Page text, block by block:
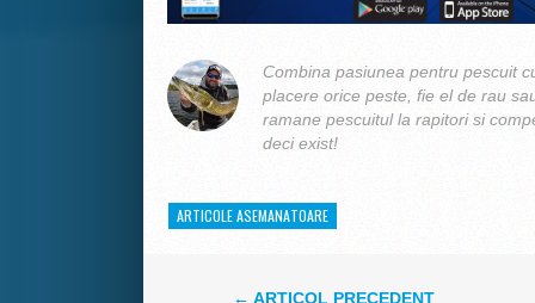
Combina pasiunea pentru pescuit
placere orice peste, fie el de rau
ramane pescuitul la rapitori si
deci exist!
ARTICOLE ASEMANATOARE
← ARTICOL PRECEDENT